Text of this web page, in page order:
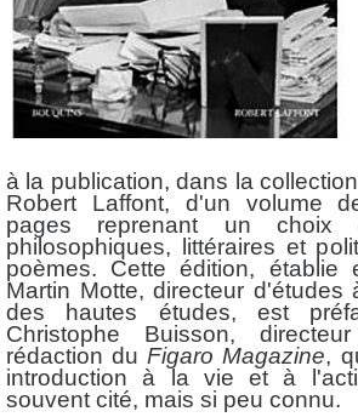
à la publication, dans la
Robert Laffont, d'un volume
pages reprenant un choix
philosophiques, littéraires et
poèmes. Cette édition, établie
Martin Motte, directeur d'études
des hautes études, est
Christophe Buisson,
rédaction duFigaro Magazine,
introduction à la vie et à
souvent cité, mais si peu connu.